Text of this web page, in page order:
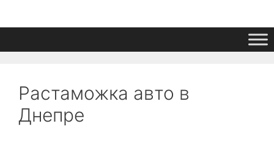
Растаможка авто в
Днепре